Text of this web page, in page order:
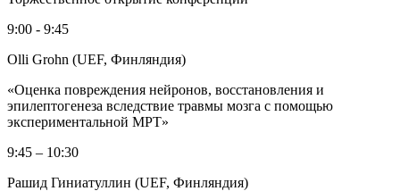
9:00 - 9:45
Olli Grohn (UEF, Финляндия)
«Оценка повреждения нейронов, восстановления и
эпилептогенеза вследствие травмы мозга с помощью
экспериментальной МРТ»
9:45 – 10:30
Рашид Гиниатуллин (UEF, Финляндия)